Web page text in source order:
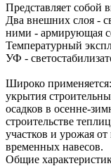
Представляет собой
Два внешних слоя -
ними - армирующая
Температурный
УФ -
Широко
укрытия
осадков в осенне-
строительстве
участков и урожая
временных навесов.
Общие